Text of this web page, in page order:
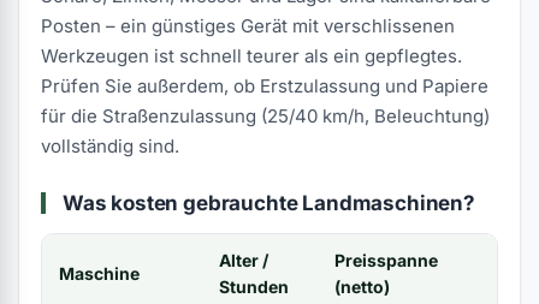
Posten – ein günstiges Gerät mit verschlissenen
Werkzeugen ist schnell teurer als ein gepflegtes.
Prüfen Sie außerdem, ob Erstzulassung und Papiere
für die Straßenzulassung (25/40 km/h, Beleuchtung)
vollständig sind.
Was kosten gebrauchte Landmaschinen?
Maschine
Alter /
Stunden
Preisspanne
(netto)